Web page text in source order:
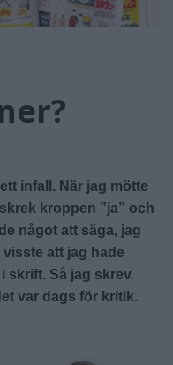
infall. När jag mötte
kroppen ”ja” och
något att säga, jag
att jag hade
skrift. Så jag skrev.
var dags för kritik.